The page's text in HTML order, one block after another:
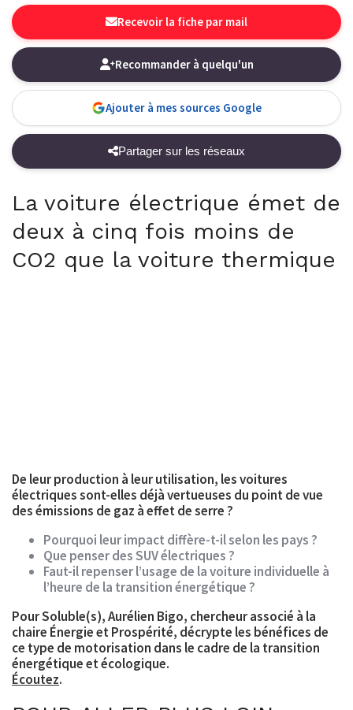
Recevoir la fiche par mail
Recommander à quelqu'un
Ajouter à mes sources Google
Partager sur les réseaux
La voiture électrique émet de
deux à cinq fois moins de
CO2 que la voiture thermique
De leur production à leur utilisation, les voitures
électriques sont-elles déjà vertueuses du point de vue
des émissions de gaz à effet de serre ?
Pourquoi leur impact diffère-t-il selon les pays ?
Que penser des SUV électriques ?
Faut-il repenser l’usage de la voiture individuelle à
l’heure de la transition énergétique ?
Pour Soluble(s),Aurélien Bigo, chercheur associé à la
chaire Énergie et Prospérité, décrypte les bénéfices de
ce type de motorisation dans le cadre de la transition
énergétique et écologique.
Écoutez.